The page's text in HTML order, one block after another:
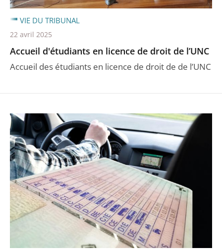
Accueil d'étudiants en licence de droit de l’UNC
Accueil des étudiants en licence de droit de de l’UNC
VIE DU TRIBUNAL
22 avril 2025